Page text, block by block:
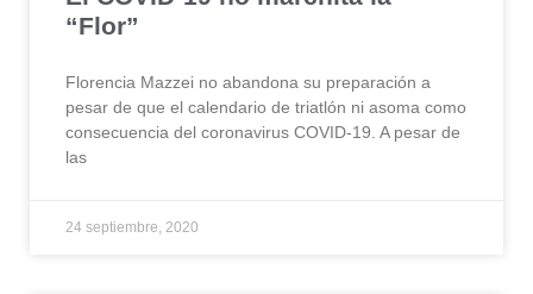
“Flor”
Florencia Mazzei no abandona su preparación a
pesar de que el calendario de triatlón ni asoma como
consecuencia del coronavirus COVID-19. A pesar de
las
24 septiembre, 2020